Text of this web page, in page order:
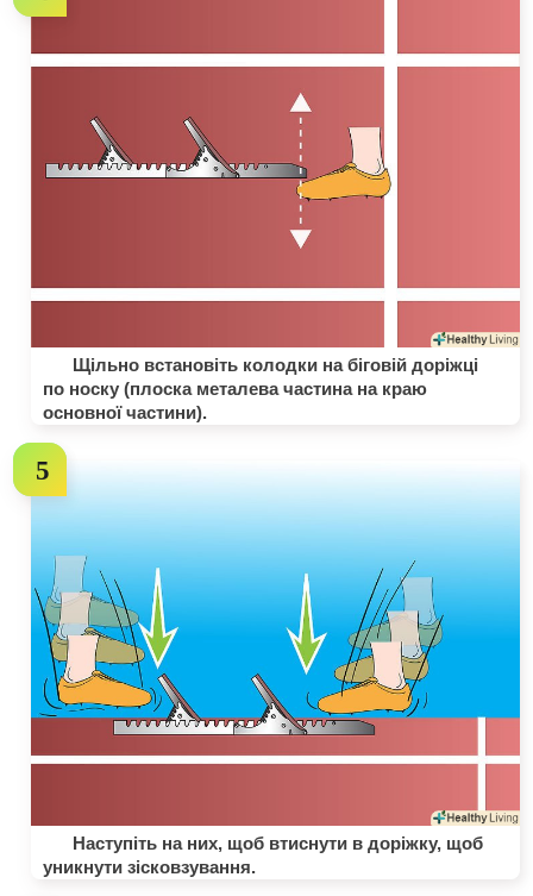
Щільно встановіть колодки на біговій доріжці
по носку (плоска металева частина на краю
основної частини).
Наступіть на них, щоб втиснути в доріжку, щоб
уникнути зісковзування.